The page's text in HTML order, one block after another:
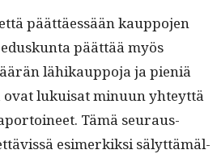
päät­täessään kaup­po­jen
päät­tää myös
lähikaup­po­ja ja pieniä
lukuisat min­u­un yhteyt­tä
Tämä seu­raus­
esimerkik­si sälyt­tämäl­